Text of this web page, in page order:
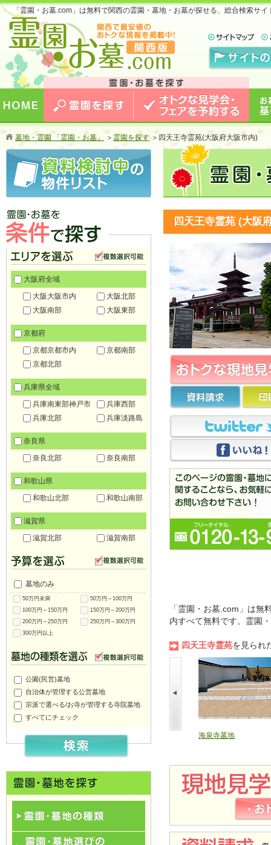
「霊園・お墓.com」は無料で関西の霊園・墓地・お墓が探せる、総合検索サ
お墓のことなら霊園・お墓.com 関西版 関西で
最安値のおトクな情報を掲載中！
する
墓地・霊園 「霊園・お墓」 ＞ 霊園を探す ＞ 四天王寺霊苑(大阪府大阪市内)
四天王寺霊苑 (大阪
「霊園・お墓.com」は
内すべて無料です。霊園
四天王寺霊苑を見られ
正法寺墓苑 大通寺霊園 海泉寺墓地
霊園・お墓を条件で探す
大阪府全域
大阪大阪市内
大阪北部
大阪南部
大阪東部
京都府
京都京都市内
京都南部
京都北部
兵庫県全域
兵庫南東部神戸市
兵庫西部
兵庫北部
兵庫淡路島
奈良県
奈良北部
奈良南部
和歌山県
和歌山北部
和歌山南部
滋賀県
滋賀北部
滋賀南部
墓地のみ
50万円未満
50万円～100万円
100万円～150万円
150万円～200万円
200万円～250万円
250万円～300万円
300万円以上
公園(民営)墓地
自治体が管理する公営墓地
宗派で選べる/お寺が管理する寺院墓地
すべてにチェック
霊園･墓地の種類